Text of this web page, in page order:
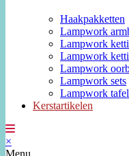
Haakpakketten
Lampwork
Lampwork
Lampwork
Lampwork
Lampwork sets
Lampwork
Kerstartikelen
×
Menu